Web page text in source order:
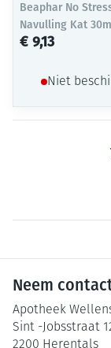
Beaphar No
Navulling Kat
€ 9,13
Niet
Neem
Apotheek
Sint -Jobsstraat
2200 Herentals